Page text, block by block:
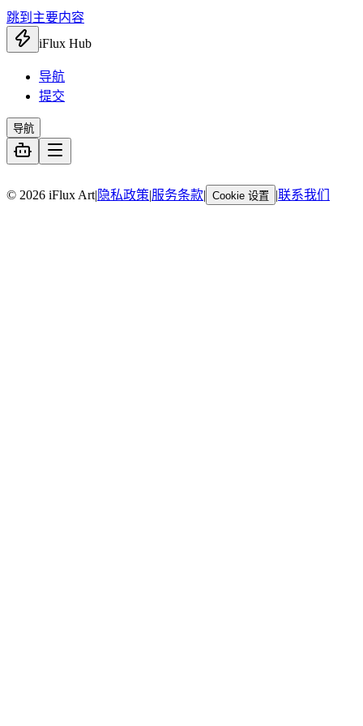
跳到主要内容
iFlux Hub
导航
提交
导航
© 2026 iFlux Art| 隐私政策|服务条款| Cookie 设置 |联系我们